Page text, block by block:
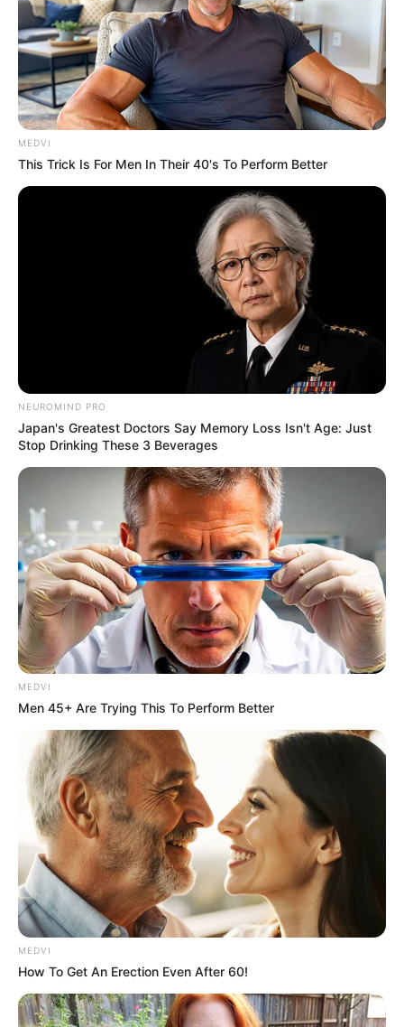
MEDVI
This Trick Is For Men In Their 40's To Perform Better
NEUROMIND PRO
Japan's Greatest Doctors Say Memory Loss Isn't Age: Just
Stop Drinking These 3 Beverages
MEDVI
Men 45+ Are Trying This To Perform Better
MEDVI
How To Get An Erection Even After 60!